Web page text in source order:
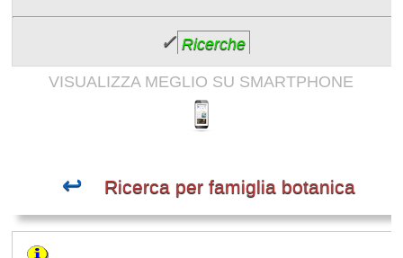
✓ Ricerche
VISUALIZZA MEGLIO SU SMARTPHONE
↩ Ricerca per famiglia botanica